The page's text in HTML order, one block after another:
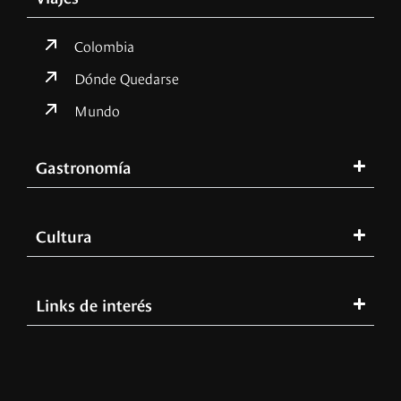
Colombia
Dónde Quedarse
Mundo
Gastronomía
Cultura
Links de interés